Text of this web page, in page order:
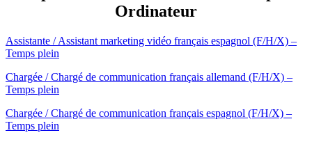
Ordinateur
Assistante / Assistant marketing vidéo français espagnol (F/H/X) –
Temps plein
Chargée / Chargé de communication français allemand (F/H/X) –
Temps plein
Chargée / Chargé de communication français espagnol (F/H/X) –
Temps plein